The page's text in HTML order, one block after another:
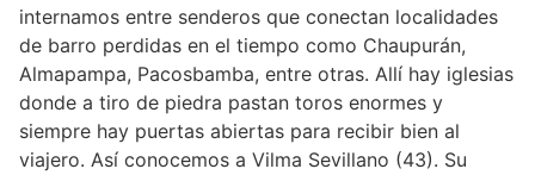
internamos entre senderos que conectan localidades
de barro perdidas en el tiempo como Chaupurán,
Almapampa, Pacosbamba, entre otras. Allí hay iglesias
donde a tiro de piedra pastan toros enormes y
siempre hay puertas abiertas para recibir bien al
viajero. Así conocemos a Vilma Sevillano (43). Su